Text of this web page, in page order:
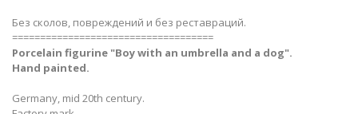
Без сколов, повреждений и без реставраций.
====================================
Porcelain figurine "Boy with an umbrella and a dog".
Hand painted.
Germany, mid 20th century.